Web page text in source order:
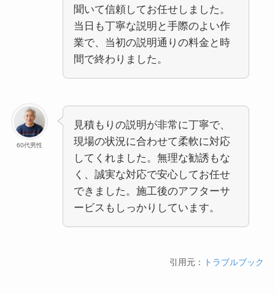
聞いて信頼してお任せしました。
当日も丁寧な説明と手際のよい作
業で、当初の説明通りの料金と時
間で終わりました。
60代男性
見積もりの説明が非常に丁寧で、
現場の状況に合わせて柔軟に対応
してくれました。無理な勧誘もな
く、誠実な対応で安心してお任せ
できました。施工後のアフターサ
ービスもしっかりしています。
引用元： トラブルブック